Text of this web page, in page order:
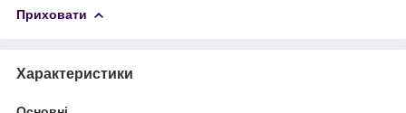
Приховати
Характеристики